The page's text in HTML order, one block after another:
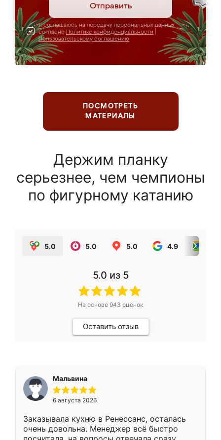
Отправить
Я соглашаюсь на передачу персональных данных
согласно Политике конфиденциальности
Пользовательскому соглашению
ПОСМОТРЕТЬ
МАТЕРИАЛЫ
Держим планку
серьезнее, чем чемпионы
по фигурному катанию
5.0 5.0 5.0 4.9
5.0 из 5
На основе 943 оценок
Оставить отзыв
Мальвина
6 августа 2026
Заказывала кухню в Ренессанс, осталась
очень довольна. Менеджер всё быстро